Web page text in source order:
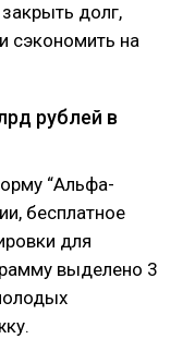
долг,
сэкономить на
рублей в
“Альфа-
бесплатное
для
выделено 3